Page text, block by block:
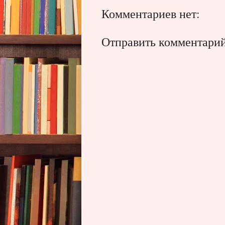
Комментариев нет:
Отправить